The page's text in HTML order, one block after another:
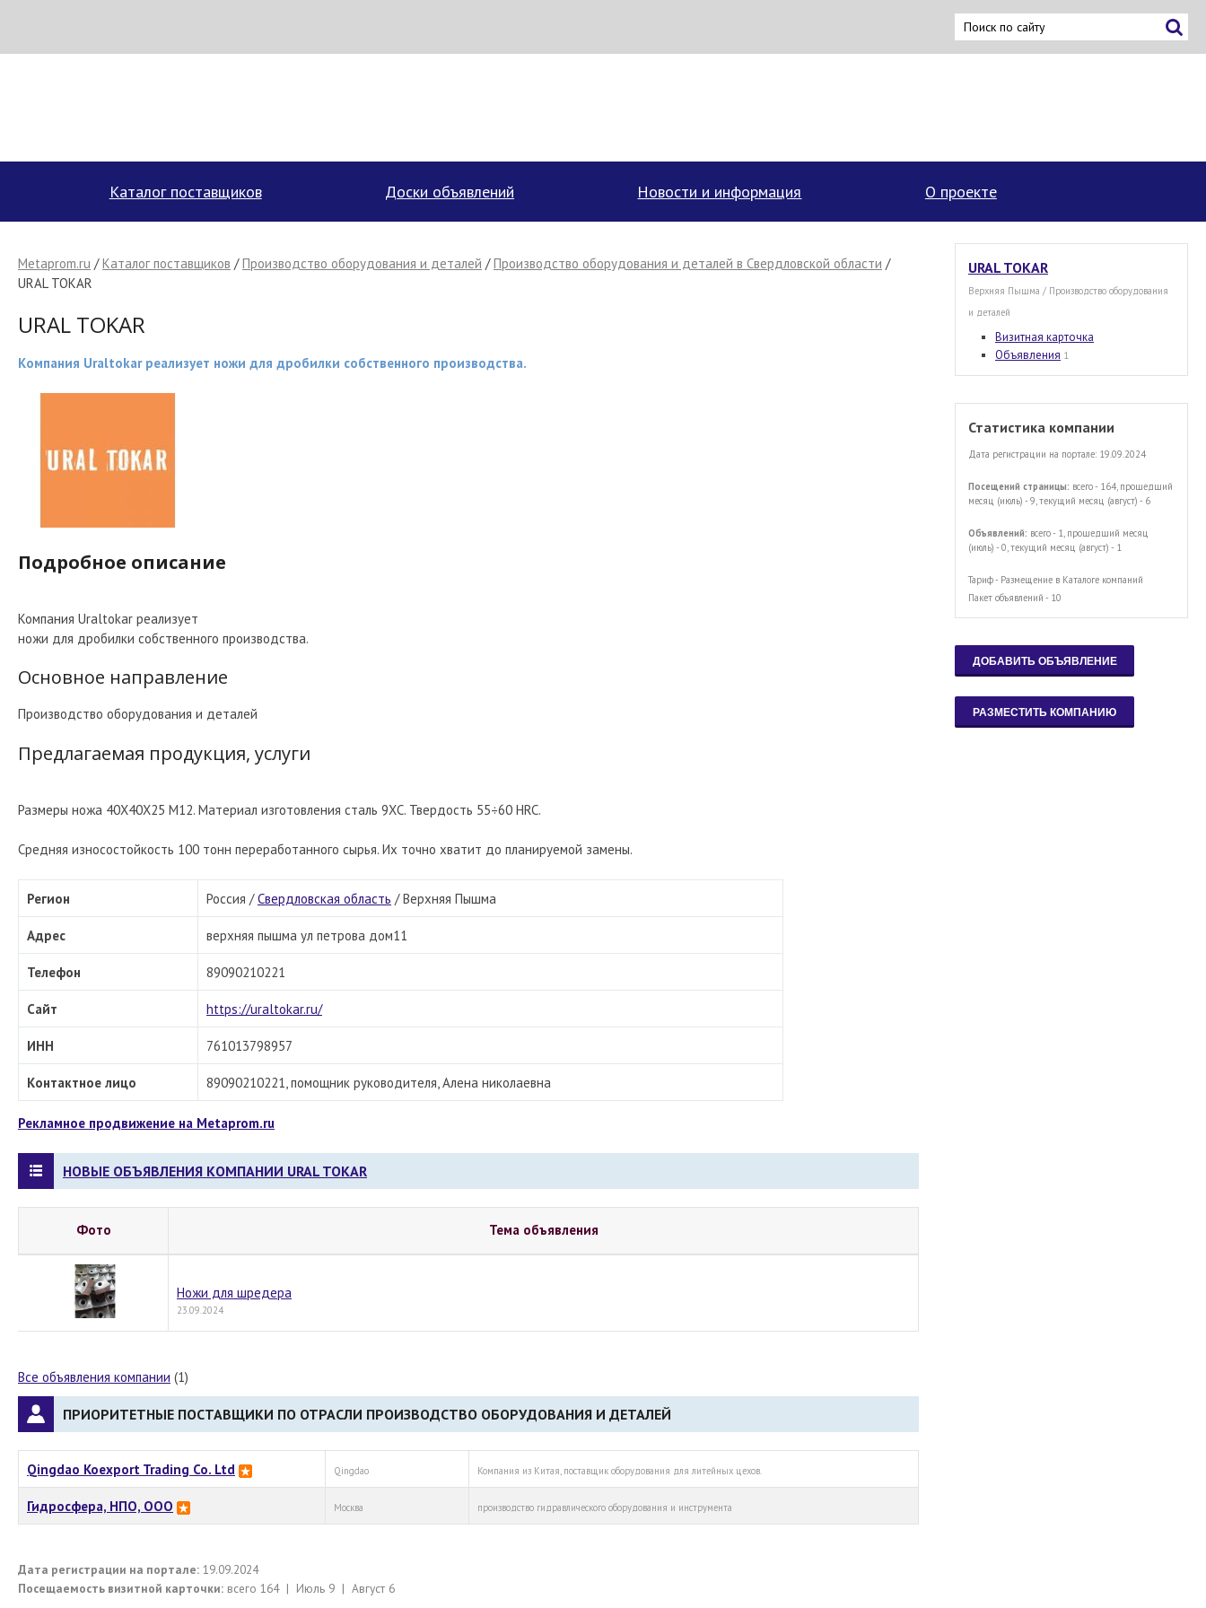
Каталог поставщиков Доски объявлений Новости и информация О проекте
Написать поставщику
Metaprom.ru /Каталог поставщиков /Производство оборудования и деталей /Производство оборудования и деталей в Свердловской области /
URAL TOKAR
URAL TOKAR
Компания Uraltokar реализует ножи для дробилки собственного производства.
Подробное описание
Компания Uraltokar реализует
ножи для дробилки собственного производства.
Основное направление
Производство оборудования и деталей
Предлагаемая продукция, услуги
Размеры ножа 40Х40Х25 М12. Материал изготовления сталь 9ХС. Твердость 55÷60 HRC.
Средняя износостойкость 100 тонн переработанного сырья. Их точно хватит до планируемой замены.
Регион Россия /Свердловская область /Верхняя Пышма
Адрес верхняя пышма ул петрова дом11
Телефон 89090210221
Сайт https://uraltokar.ru/
ИНН 761013798957
Контактное лицо 89090210221, помощник руководителя, Алена николаевна
Рекламное продвижение на Metaprom.ru
НОВЫЕ ОБЪЯВЛЕНИЯ КОМПАНИИ URAL TOKAR
Фото Тема объявления
Ножи для шредера
23.09.2024
Все объявления компании (1)
ПРИОРИТЕТНЫЕ ПОСТАВЩИКИ ПО ОТРАСЛИ ПРОИЗВОДСТВО ОБОРУДОВАНИЯ И ДЕТАЛЕЙ
Qingdao Koexport Trading Co. Ltd Qingdao Компания из Китая, поставщик оборудования для литейных цехов.
Гидросфера, НПО, ООО Москва производство гидравлического оборудования и инструмента
Дата регистрации на портале: 19.09.2024
Посещаемость визитной карточки: всего 164 | Июль 9 | Август 6
URAL TOKAR
Верхняя Пышма / Производство оборудования
и деталей
Визитная карточка
Объявления 1
Статистика компании
Дата регистрации на портале: 19.09.2024
Посещений страницы: всего - 164, прошедший
месяц (июль) - 9, текущий месяц (август) - 6
Объявлений: всего - 1, прошедший месяц
(июль) - 0, текущий месяц (август) - 1
Тариф - Размещение в Каталоге компаний
Пакет объявлений - 10